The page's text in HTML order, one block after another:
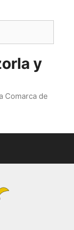
y
Comarca de